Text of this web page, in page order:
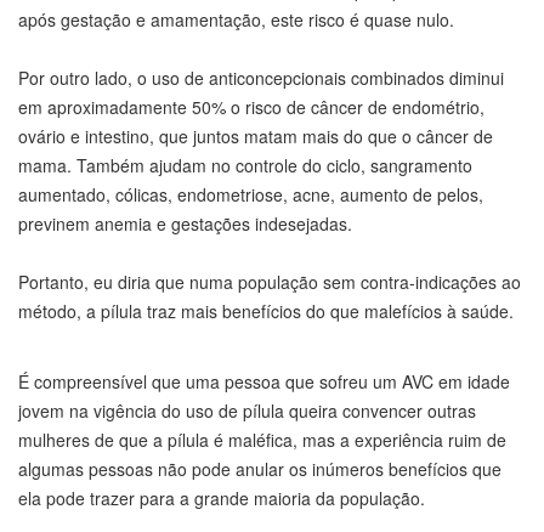
após gestação e amamentação, este risco é quase nulo.
Por outro lado, o uso de anticoncepcionais combinados diminui
em aproximadamente 50% o risco de câncer de endométrio,
ovário e intestino, que juntos matam mais do que o câncer de
mama. Também ajudam no controle do ciclo, sangramento
aumentado, cólicas, endometriose, acne, aumento de pelos,
previnem anemia e gestações indesejadas.
Portanto, eu diria que numa população sem contra-indicações ao
método, a pílula traz mais benefícios do que malefícios à saúde.
É compreensível que uma pessoa que sofreu um AVC em idade
jovem na vigência do uso de pílula queira convencer outras
mulheres de que a pílula é maléfica, mas a experiência ruim de
algumas pessoas não pode anular os inúmeros benefícios que
ela pode trazer para a grande maioria da população.